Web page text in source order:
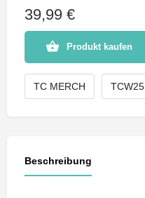
39,99 €
Produkt kaufen
TC MERCH TCW25
Beschreibung